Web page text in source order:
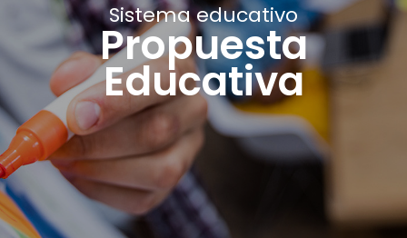
Sistema educativo
Propuesta
Educativa